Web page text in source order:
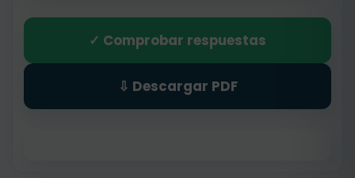
✓ Comprobar respuestas
⇩ Descargar PDF